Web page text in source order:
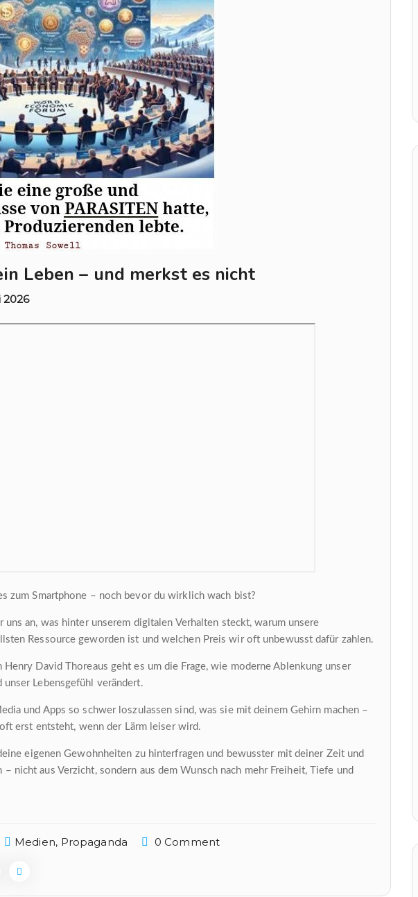
Leben – und merkst es nicht
2026
zum Smartphone – noch bevor du wirklich wach bist?
uns an, was hinter unserem digitalen Verhalten steckt, warum unsere
Ressource geworden ist und welchen Preis wir oft unbewusst dafür zahlen.
Henry David Thoreaus geht es um die Frage, wie moderne Ablenkung unser
unser Lebensgefühl verändert.
und Apps so schwer loszulassen sind, was sie mit deinem Gehirn machen –
erst entsteht, wenn der Lärm leiser wird.
eigenen Gewohnheiten zu hinterfragen und bewusster mit deiner Zeit und
nicht aus Verzicht, sondern aus dem Wunsch nach mehr Freiheit, Tiefe und
Medien, Propaganda 0 Comment